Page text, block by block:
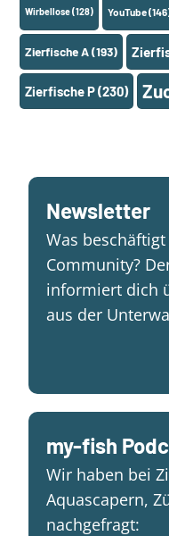
Wirbellose(128) YouTube
Zierfische A(193)
Zierfische P(230)
Newsletter
Was
Community?
informiert dich
aus der
my-fish
Wir haben bei
Aquascapern,
nachgefragt: